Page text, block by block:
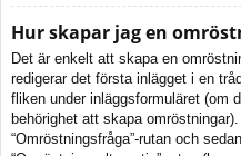
Hur skapar jag en
Det är enkelt att skapa en
redigerar det första inlägget i en
fliken under inläggsformuläret (om
behörighet att skapa
“Omröstningsfråga”-rutan och